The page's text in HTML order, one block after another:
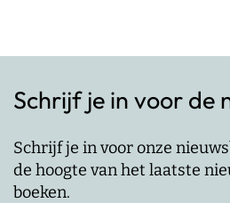
Schrijf je in voor de
Schrijf je in voor onze
de hoogte van het laatste
boeken.